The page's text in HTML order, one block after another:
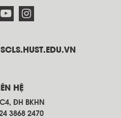
HỆ
ĐH BKHN
3868 2470